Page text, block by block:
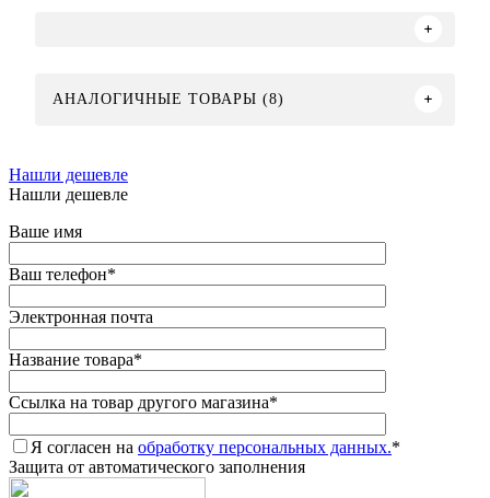
АНАЛОГИЧНЫЕ ТОВАРЫ (8)
Нашли дешевле
Нашли дешевле
Ваше имя
Ваш телефон*
Электронная почта
Название товара*
Ссылка на товар другого магазина*
Я согласен на обработку персональных данных.*
Защита от автоматического заполнения